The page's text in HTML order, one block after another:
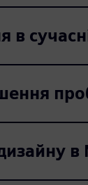
в